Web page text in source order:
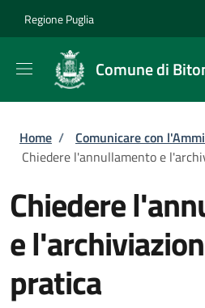
Regione Puglia
Comune di
Briciole di pane
Home / Comunicare con
Chiedere l'annullamento e
Chiedere
e
pratica